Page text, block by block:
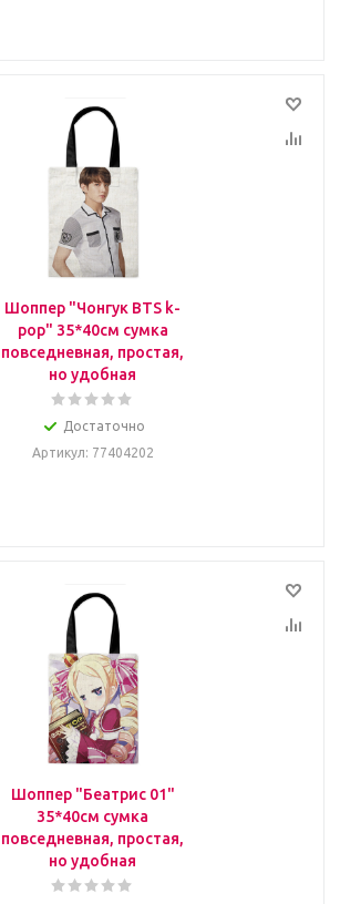
Шоппер "Чонгук BTS k-
pop" 35*40см сумка
повседневная, простая,
но удобная
Достаточно
Артикул: 77404202
Шоппер "Беатрис 01"
35*40см сумка
повседневная, простая,
но удобная